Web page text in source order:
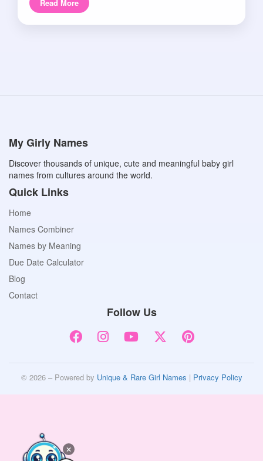
Read More
My Girly Names
Discover thousands of unique, cute and meaningful baby girl
names from cultures around the world.
Quick Links
Home
Names Combiner
Names by Meaning
Due Date Calculator
Blog
Contact
Follow Us
© 2026 – Powered by Unique & Rare Girl Names | Privacy Policy